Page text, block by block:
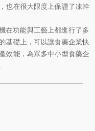
也在很大限度上保證了凍幹
在功能與工藝上都進行了多
基礎上，可以讓食藥企業快
效能，為眾多中小型食藥企